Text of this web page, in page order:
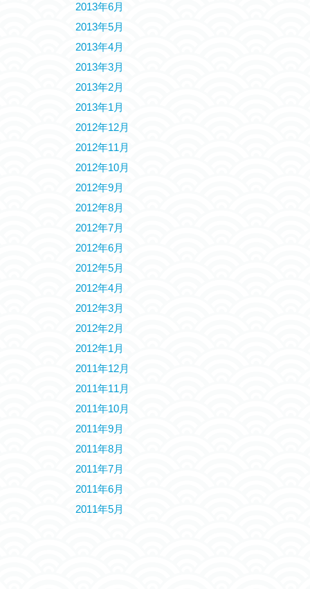
2013年6月
2013年5月
2013年4月
2013年3月
2013年2月
2013年1月
2012年12月
2012年11月
2012年10月
2012年9月
2012年8月
2012年7月
2012年6月
2012年5月
2012年4月
2012年3月
2012年2月
2012年1月
2011年12月
2011年11月
2011年10月
2011年9月
2011年8月
2011年7月
2011年6月
2011年5月